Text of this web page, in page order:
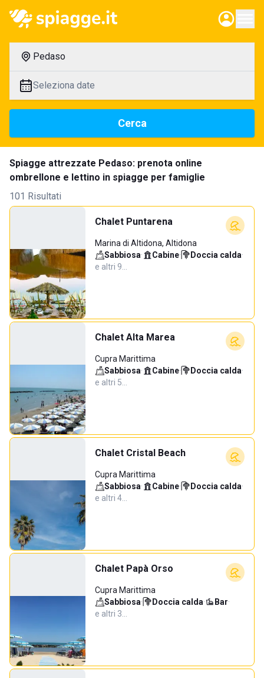
Pedaso
Seleziona date
Cerca
Spiagge attrezzate Pedaso: prenota online
ombrellone e lettino in spiagge per famiglie
101 Risultati
Chalet Puntarena
Marina di Altidona, Altidona
Sabbiosa· Cabine· Doccia calda·
e altri 9…
Chalet Alta Marea
Cupra Marittima
Sabbiosa· Cabine· Doccia calda·
e altri 5…
Chalet Cristal Beach
Cupra Marittima
Sabbiosa· Cabine· Doccia calda·
e altri 4…
Chalet Papà Orso
Cupra Marittima
Sabbiosa· Doccia calda· Bar·
e altri 3…